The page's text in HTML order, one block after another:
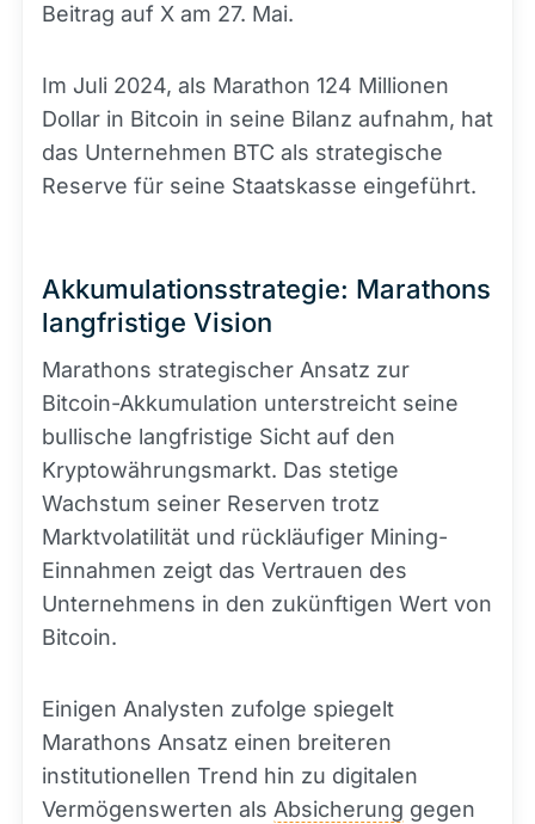
Beitrag auf X am 27. Mai.
Im Juli 2024, als Marathon 124 Millionen
Dollar in Bitcoin in seine Bilanz aufnahm, hat
das Unternehmen BTC als strategische
Reserve für seine Staatskasse eingeführt.
Akkumulationsstrategie: Marathons
langfristige Vision
Marathons strategischer Ansatz zur
Bitcoin-Akkumulation unterstreicht seine
bullische langfristige Sicht auf den
Kryptowährungsmarkt. Das stetige
Wachstum seiner Reserven trotz
Marktvolatilität und rückläufiger Mining-
Einnahmen zeigt das Vertrauen des
Unternehmens in den zukünftigen Wert von
Bitcoin.
Einigen Analysten zufolge spiegelt
Marathons Ansatz einen breiteren
institutionellen Trend hin zu digitalen
Vermögenswerten als Absicherung gegen